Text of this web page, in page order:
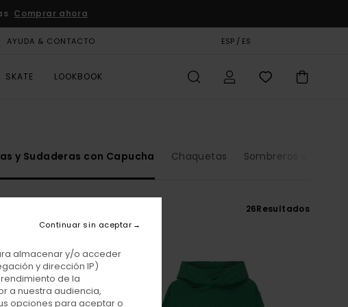
Comprar ahora
AYUDA & CONTACTO ESP / ES
SKATE LOOKBOOK
y Sudaderas con Capucha Chaquetas Sombreros y Gorros
26Resultados
almacenar y/o acceder
y dirección IP)
de la
a nuestra audiencia,
opciones para aceptar o
Continuar sin aceptar